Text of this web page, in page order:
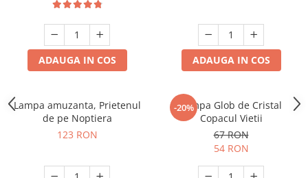
ADAUGA IN COS ADAUGA IN COS
Lampa amuzanta, Prietenul
de pe Noptiera
123 RON
-20%
Lampa Glob de Cristal
Copacul Vietii
67 RON
54 RON